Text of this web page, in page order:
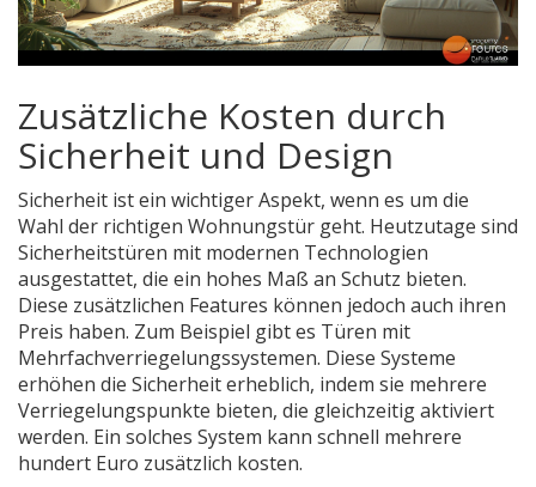
Zusätzliche Kosten durch
Sicherheit und Design
Sicherheit ist ein wichtiger Aspekt, wenn es um die
Wahl der richtigen Wohnungstür geht. Heutzutage sind
Sicherheitstüren mit modernen Technologien
ausgestattet, die ein hohes Maß an Schutz bieten.
Diese zusätzlichen Features können jedoch auch ihren
Preis haben. Zum Beispiel gibt es Türen mit
Mehrfachverriegelungssystemen. Diese Systeme
erhöhen die Sicherheit erheblich, indem sie mehrere
Verriegelungspunkte bieten, die gleichzeitig aktiviert
werden. Ein solches System kann schnell mehrere
hundert Euro zusätzlich kosten.